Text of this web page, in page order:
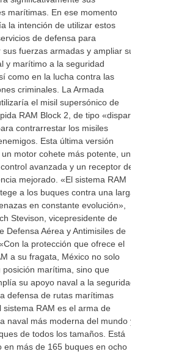
marítimas. En ese momento
la intención de utilizar estos
de defensa para
sus fuerzas armadas y ampliar su
y marítimo a la seguridad
como en la lucha contra las
criminales. La Armada
el misil supersónico de
RAM Block 2, de tipo «dispara
contrarrestar los misiles
Esta última versión
motor cohete más potente, una
avanzada y un receptor de
mejorado. «El sistema RAM
a los buques contra una larga
en constante evolución»,
Stevison, vicepresidente de
Defensa Aérea y Antimisiles de
la protección que ofrece el
a su fragata, México no solo
posición marítima, sino que
su apoyo naval a la seguridad
defensa de rutas marítimas
sistema RAM es el arma de
naval más moderna del mundo y
de todos los tamaños. Está
en más de 165 buques en ocho